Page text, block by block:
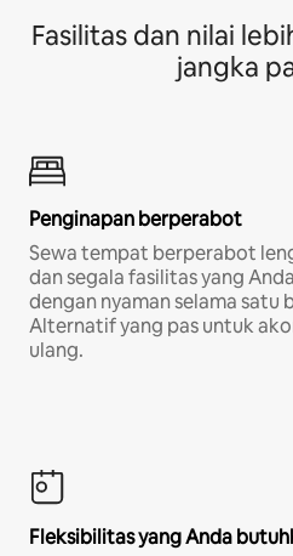
Fasilitas dan nilai
jangka
Penginapan berperabot
Sewa tempat berperabot
dan segala fasilitas yang
dengan nyaman selama satu
Alternatif yang pas untuk
ulang.
Fleksibilitas yang Anda